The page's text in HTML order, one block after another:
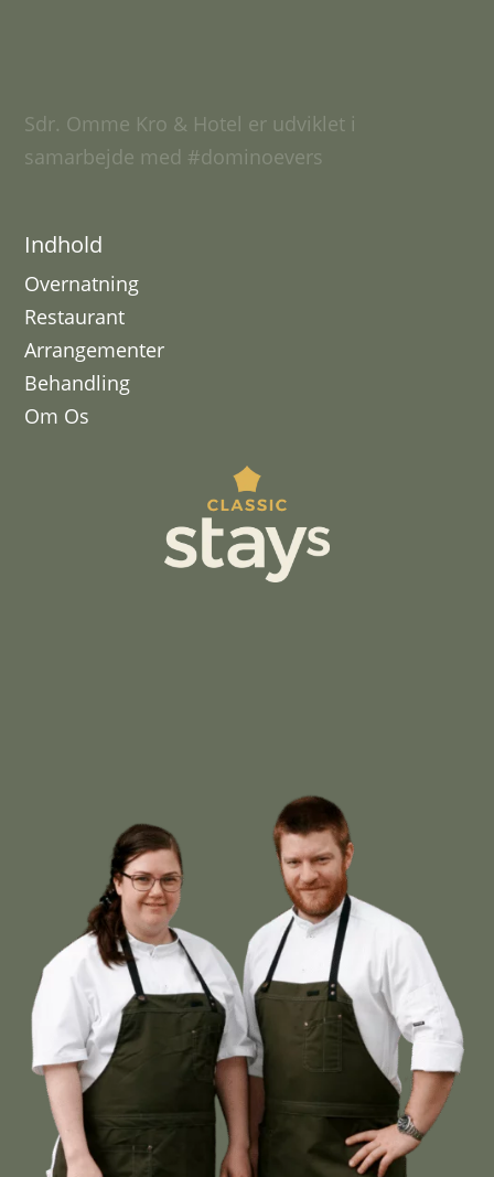
Sdr. Omme Kro & Hotel er udviklet i
samarbejde med #dominoevers
Indhold
Overnatning
Restaurant
Arrangementer
Behandling
Om Os